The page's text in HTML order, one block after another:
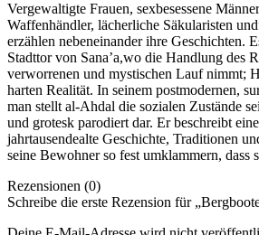
Vergewaltigte Frauen, sexbesessene
Waffenhändler, lächerliche Säkularisten
erzählen nebeneinander ihre Geschichten.
Stadttor von Sana’a,wo die Handlung des
verworrenen und mystischen Lauf nimmt;
harten Realität. In seinem postmodernen,
man stellt al-Ahdal die sozialen Zustände
und grotesk parodiert dar. Er beschreibt
jahrtausendealte Geschichte, Traditionen
seine Bewohner so fest umklammern, dass
Rezensionen (0)
Schreibe die erste Rezension für